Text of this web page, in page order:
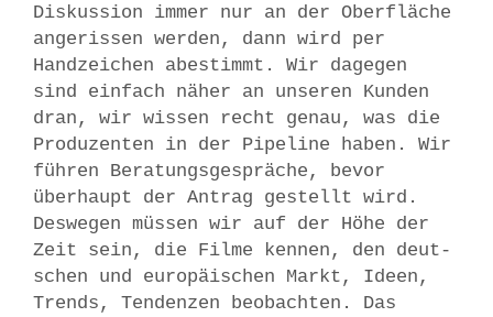
Diskussion immer nur an der Oberfläche
angerissen werden, dann wird per
Handzeichen abestimmt. Wir dagegen
sind einfach näher an unseren Kunden
dran, wir wissen recht genau, was die
Produzenten in der Pipeline haben. Wir
führen Beratungsgespräche, bevor
überhaupt der Antrag gestellt wird.
Deswegen müssen wir auf der Höhe der
Zeit sein, die Filme kennen, den deut-
schen und europäischen Markt, Ideen,
Trends, Tendenzen beobachten. Das